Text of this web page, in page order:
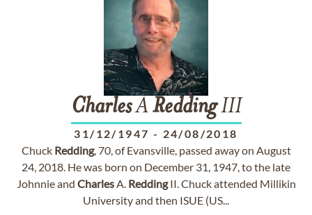
CharlesAReddingIII
31/12/1947 - 24/08/2018
Chuck Redding, 70, of Evansville, passed away on August
24, 2018. He was born on December 31, 1947, to the late
Johnnie and CharlesA. ReddingII. Chuck attended Millikin
University and then ISUE (US...